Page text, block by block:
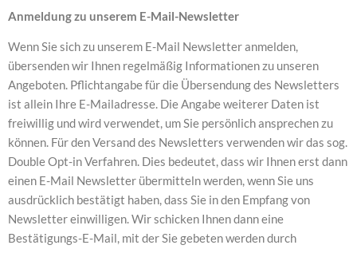
Anmeldung zu unserem E-Mail-Newsletter
Wenn Sie sich zu unserem E-Mail Newsletter anmelden,
übersenden wir Ihnen regelmäßig Informationen zu unseren
Angeboten. Pflichtangabe für die Übersendung des Newsletters
ist allein Ihre E-Mailadresse. Die Angabe weiterer Daten ist
freiwillig und wird verwendet, um Sie persönlich ansprechen zu
können. Für den Versand des Newsletters verwenden wir das sog.
Double Opt-in Verfahren. Dies bedeutet, dass wir Ihnen erst dann
einen E-Mail Newsletter übermitteln werden, wenn Sie uns
ausdrücklich bestätigt haben, dass Sie in den Empfang von
Newsletter einwilligen. Wir schicken Ihnen dann eine
Bestätigungs-E-Mail, mit der Sie gebeten werden durch